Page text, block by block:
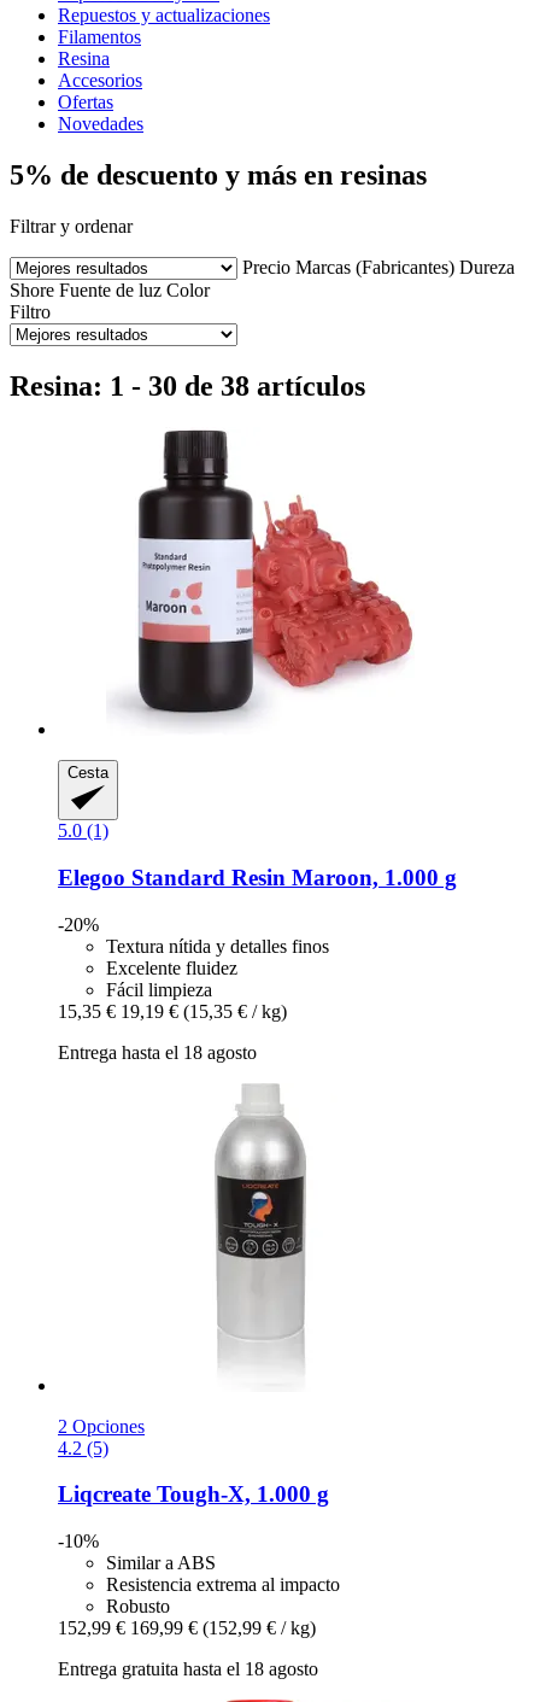
Repuestos y actualizaciones
Filamentos
Resina
Accesorios
Ofertas
Novedades
5% de descuento y más en resinas
Filtrar y ordenar
Precio Marcas (Fabricantes) Dureza
Shore Fuente de luz Color
Filtro
Resina: 1 - 30 de 38 artículos
Cesta
5.0 (1)
Elegoo Standard Resin Maroon, 1.000 g
-20%
Textura nítida y detalles finos
Excelente fluidez
Fácil limpieza
15,35 € 19,19 € (15,35 € / kg)
Entrega hasta el 18 agosto
2 Opciones
4.2 (5)
Liqcreate Tough-​X, 1.000 g
-10%
Similar a ABS
Resistencia extrema al impacto
Robusto
152,99 € 169,99 € (152,99 € / kg)
Entrega gratuita hasta el 18 agosto